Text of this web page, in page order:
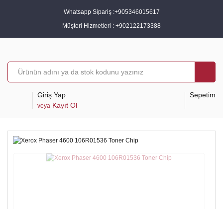
Whatsapp Sipariş :+905346015617
Müşteri Hizmetleri : +902122173388
Giriş Yap
veya Kayıt Ol
Sepetim